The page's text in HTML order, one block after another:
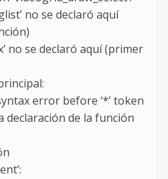
no se declaró aquí
no se declaró aquí (primer
error before ‘*’ token
declaración de la función